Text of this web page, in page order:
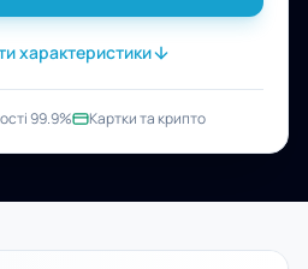
характеристики
99.9% Картки та крипто